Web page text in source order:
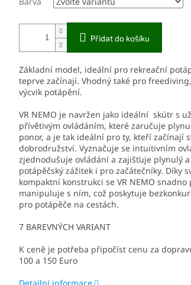
Přidat do košíku
Základní model, ideální pro rekreační
teprve začínají. Vhodný také pro
výcvik potápění.
VR NEMO je navržen jako ideální skútr s
přívětivým ovládáním, které zaručuje
ponor, a je tak ideální pro ty, kteří začínají
dobrodružství. Vyznačuje se intuitivním
zjednodušuje ovládání a zajišťuje plynulý
potápěčský zážitek i pro začátečníky. Díky
kompaktní konstrukci se VR NEMO
manipuluje s ním, což poskytuje
pro potápěče na cestách.
7 BAREVNÝCH VARIANT
K ceně je potřeba připočíst cenu za
100 a 150 Euro